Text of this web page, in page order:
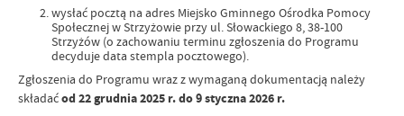
wysłać pocztą na adres Miejsko Gminnego Ośrodka Pomocy
Społecznej w Strzyżowie przy ul. Słowackiego 8, 38-100
Strzyżów (o zachowaniu terminu zgłoszenia do Programu
decyduje data stempla pocztowego).
Zgłoszenia do Programu wraz z wymaganą dokumentacją należy
składaćod 22 grudnia 2025 r. do 9 styczna 2026 r.